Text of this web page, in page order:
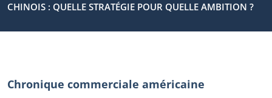
CHINOIS : QUELLE STRATÉGIE POUR QUELLE AMBITION ?
Chronique commerciale américaine